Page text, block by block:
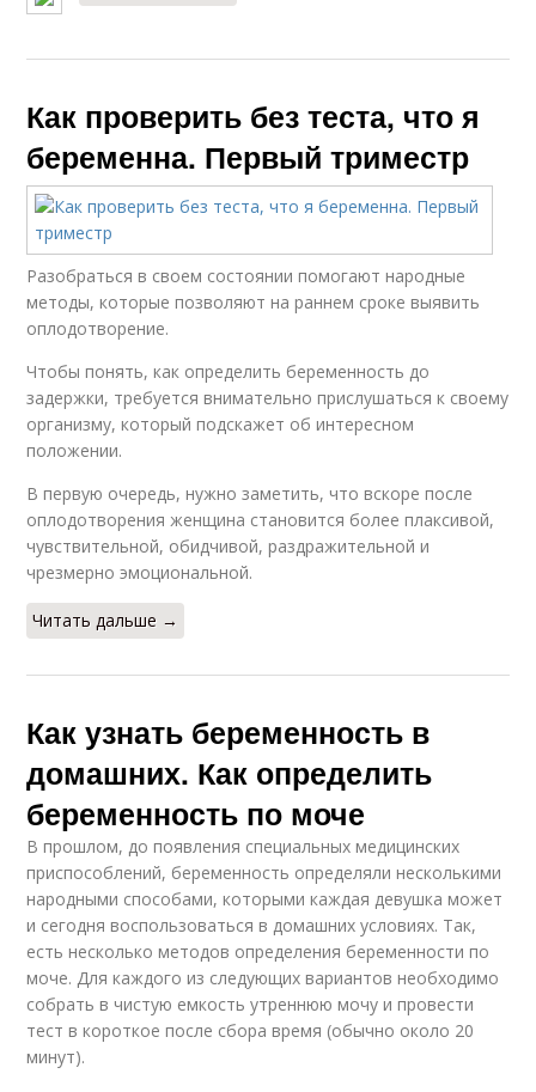
Как проверить без теста, что я
беременна. Первый триместр
Разобраться в своем состоянии помогают народные
методы, которые позволяют на раннем сроке выявить
оплодотворение.
Чтобы понять, как определить беременность до
задержки, требуется внимательно прислушаться к своему
организму, который подскажет об интересном
положении.
В первую очередь, нужно заметить, что вскоре после
оплодотворения женщина становится более плаксивой,
чувствительной, обидчивой, раздражительной и
чрезмерно эмоциональной.
Читать дальше →
Как узнать беременность в
домашних. Как определить
беременность по моче
В прошлом, до появления специальных медицинских
приспособлений, беременность определяли несколькими
народными способами, которыми каждая девушка может
и сегодня воспользоваться в домашних условиях. Так,
есть несколько методов определения беременности по
моче. Для каждого из следующих вариантов необходимо
собрать в чистую емкость утреннюю мочу и провести
тест в короткое после сбора время (обычно около 20
минут).